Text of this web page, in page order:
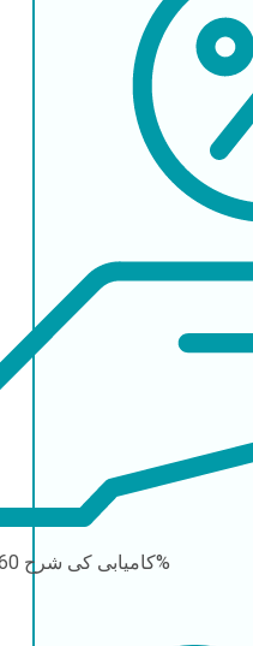
کامیابی کی شرح60-80%